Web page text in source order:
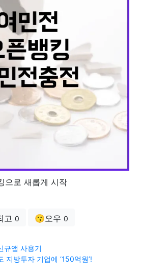
으로 새롭게 시작
고 0 😗오우 0
규앱 사용기
지방투자 기업에 ‘150억원’!